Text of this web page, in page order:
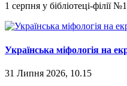
1 серпня у бібліотеці-філії
Українська міфологія на
31 Липня 2026, 10.15